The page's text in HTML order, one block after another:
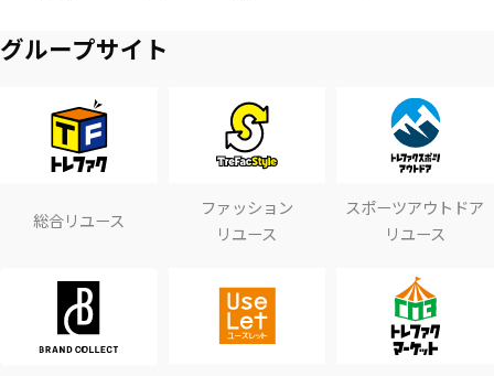
グループサイト
総合リユース
ファッション
リユース
スポーツアウトドア
リユース